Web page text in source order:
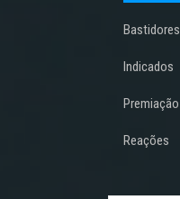
Bastidores
Indicados
Premiação
Reações